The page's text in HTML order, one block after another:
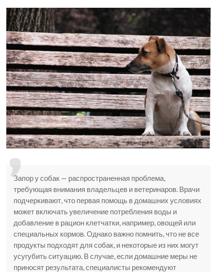
Запор у собак — распространенная проблема,
требующая внимания владельцев и ветеринаров. Врачи
подчеркивают, что первая помощь в домашних условиях
может включать увеличение потребления воды и
добавление в рацион клетчатки, например, овощей или
специальных кормов. Однако важно помнить, что не все
продукты подходят для собак, и некоторые из них могут
усугубить ситуацию. В случае, если домашние меры не
приносят результата, специалисты рекомендуют